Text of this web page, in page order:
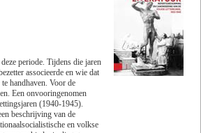
selecteer de recensie die u
Genre
periode. Tijdens die jaren
associeerde en wie dat
handhaven. Voor de
Een onvooringenomen
(1940-1945).
beschrijving van de
en volkse